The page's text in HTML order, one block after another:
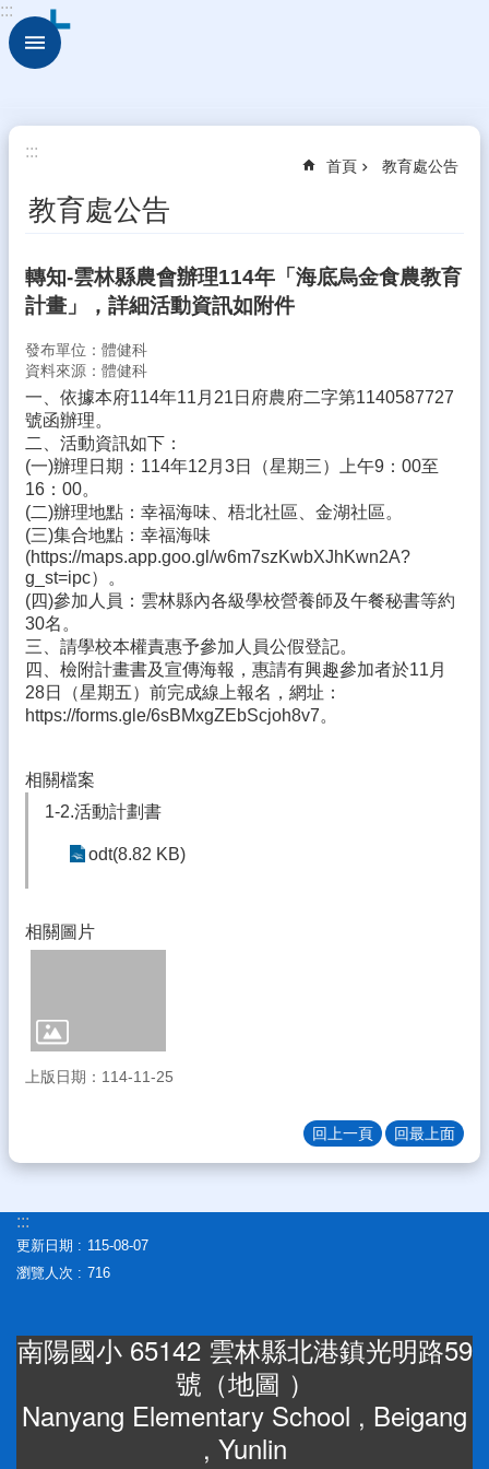
跳到主要內容區塊
進
校
動
態
識
本
行
政
處
室
學
生
專
區
校
園
成
果
校
務
化
精
進
導
專
入
理
南
陽
報
報
雲
:::
:::
首頁 教育處公告
教育處公告
轉知-雲林縣農會辦理114年「海底烏金食農教育
計畫」，詳細活動資訊如附件
發布單位：體健科
資料來源：體健科
一、依據本府114年11月21日府農府二字第1140587727
號函辦理。
二、活動資訊如下：
(一)辦理日期：114年12月3日（星期三）上午9：00至
16：00。
(二)辦理地點：幸福海味、梧北社區、金湖社區。
(三)集合地點：幸福海味
(https://maps.app.goo.gl/w6m7szKwbXJhKwn2A?
g_st=ipc）。
(四)參加人員：雲林縣內各級學校營養師及午餐秘書等約
30名。
三、請學校本權責惠予參加人員公假登記。
四、檢附計畫書及宣傳海報，惠請有興趣參加者於11月
28日（星期五）前完成線上報名，網址：
https://forms.gle/6sBMxgZEbScjoh8v7。
相關檔案
1-2.活動計劃書
odt(8.82 KB)
相關圖片
上版日期：114-11-25
回上一頁 回最上面
:::
更新日期
115-08-07
瀏覽人次
716
南陽國小 65142 雲林縣北港鎮光明路59
號（地圖 ）
Nanyang Elementary School , Beigang
, Yunlin